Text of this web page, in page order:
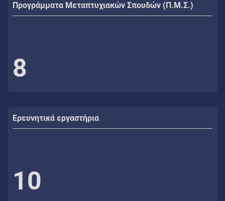
Προγράμματα Μεταπτυχιακών Σπουδών (Π.Μ.Σ.)
8
Ερευνητικά εργαστήρια
10